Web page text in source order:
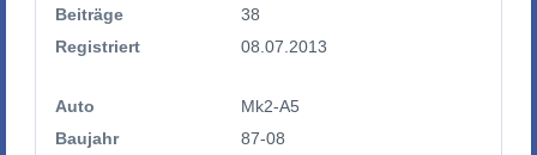
Beiträge
38
Registriert
08.07.2013
Auto
Mk2-A5
Baujahr
87-08